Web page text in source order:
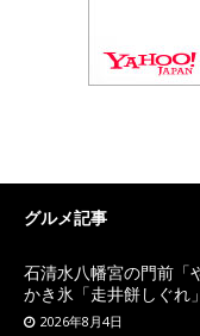
グルメ記事
石清水八幡宮の門前「
かき氷「走井餅しぐれ
2026年8月4日